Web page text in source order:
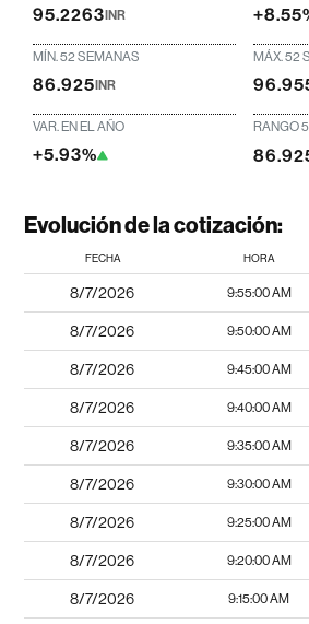
95.2263INR
MÍN. 52 SEMANAS
86.925INR
MÁX. 52
VAR. EN EL AÑO
+5.93%
RANGO
Evolución de la cotización:
FECHA HORA
8/7/2026 9:55:00 AM
8/7/2026 9:50:00 AM
8/7/2026 9:45:00 AM
8/7/2026 9:40:00 AM
8/7/2026 9:35:00 AM
8/7/2026 9:30:00 AM
8/7/2026 9:25:00 AM
8/7/2026 9:20:00 AM
8/7/2026 9:15:00 AM